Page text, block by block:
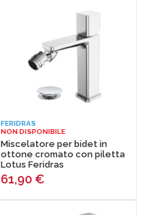
FERIDRAS
NON DISPONIBILE
Miscelatore per bidet in
ottone cromato con piletta
Lotus Feridras
61,90 €